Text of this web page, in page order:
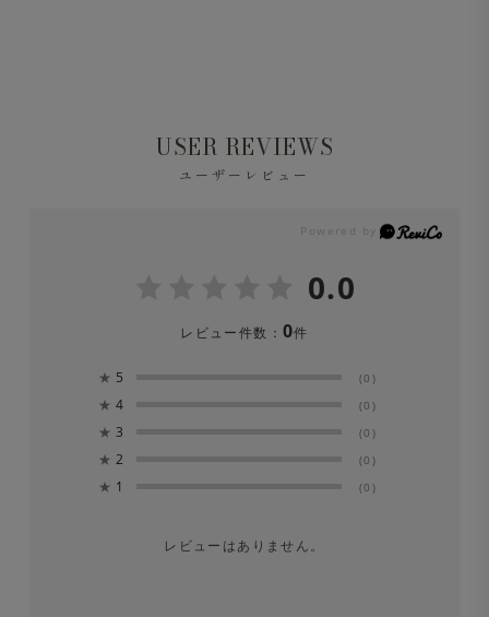
USER REVIEWS
ユーザーレビュー
0.0
レビュー件数： 0件
★ 5 (0)
★ 4 (0)
★ 3 (0)
★ 2 (0)
★ 1 (0)
レビューはありません。